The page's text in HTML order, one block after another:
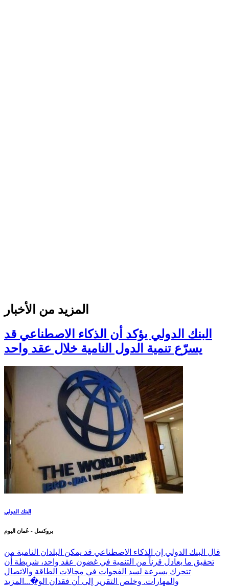
المزيد من الأخبار
البنك الدولي يؤكد أن الذكاء الاصطناعي قد
يسرّع تنمية الدول النامية خلال عقد واحد
البنك الدولي
بروكسل - عُمان اليوم
قال البنك الدولي إن الذكاء الاصطناعي قد يمكن البلدان النامية من
تحقيق ما يعادل قرناً من التنمية في غضون عقد واحد، شريطة أن
تتحرك بسرعة لسد الفجوات في مجالات الطاقة والاتصال
والمهارات. وخلص التقرير إلى أن فقدان الو�... المزيد